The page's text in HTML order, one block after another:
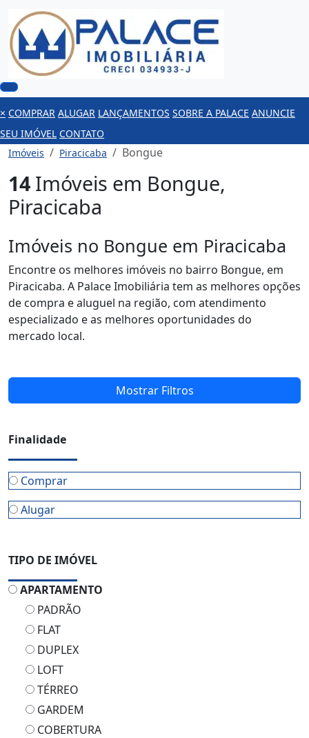
× COMPRAR ALUGAR LANÇAMENTOS SOBRE A PALACE ANUNCIE
SEU IMÓVEL CONTATO
Imóveis
Piracicaba Bongue
14 Imóveis em Bongue,
Piracicaba
Imóveis no Bongue em Piracicaba
Encontre os melhores imóveis no bairro Bongue, em
Piracicaba. A Palace Imobiliária tem as melhores opções
de compra e aluguel na região, com atendimento
especializado e as melhores oportunidades do
mercado local.
Mostrar Filtros
Finalidade
Comprar
Alugar
TIPO DE IMÓVEL
APARTAMENTO
PADRÃO
FLAT
DUPLEX
LOFT
TÉRREO
GARDEM
COBERTURA